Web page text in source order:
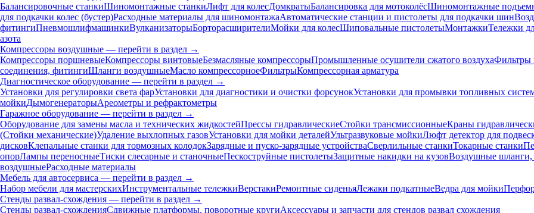
Балансировочные станкиШиномонтажные станкиЛифт для колесДомкратыБалансировка для мотоколёсШиномонтажные
для подкачки колес (бустер)Расходные материалы для шиномонтажаАвтоматические станции и пистолеты для подкачки шин
фитингиПневмошлифмашинкиВулканизаторыБорторасширителиМойки для колесШиповальные пистолетыМонтажкиТележки
азота
Компрессоры воздушные — перейти в раздел →
Компрессоры поршневыеКомпрессоры винтовыеБезмасляные компрессорыПромышленные осушители сжатого воздухаФильтры
соединения, фитингиШланги воздушныеМасло компрессорноеФильтрыКомпрессорная арматура
Диагностическое оборудование — перейти в раздел →
Установки для регулировки света фарУстановки для диагностики и очистки форсунокУстановки для промывки топливных
мойкиДымогенераторыАреометры и рефрактометры
Гаражное оборудование — перейти в раздел →
Оборудование для замены масла и технических жидкостейПрессы гидравлическиеСтойки трансмиссионныеКраны
(Стойки механические)Удаление выхлопных газовУстановки для мойки деталейУльтразвуковые мойкиЛюфт детектор для
дисковКлепальные станки для тормозных колодокЗарядные и пуско-зарядные устройстваСверлильные станкиТокарные станки
опорЛампы переносныеТиски слесарные и станочныеПескоструйные пистолетыЗащитные накидки на кузовВоздушные шланги,
воздушныеРасходные материалы
Мебель для автосервиса — перейти в раздел →
Набор мебели для мастерскихИнструментальные тележкиВерстакиРемонтные сиденьяЛежаки подкатныеВедра для мойки
Стенды развал-схождения — перейти в раздел →
Стенды развал-схожденияСдвижные платформы, поворотные кругиАксессуары и запчасти для стендов развал схождения